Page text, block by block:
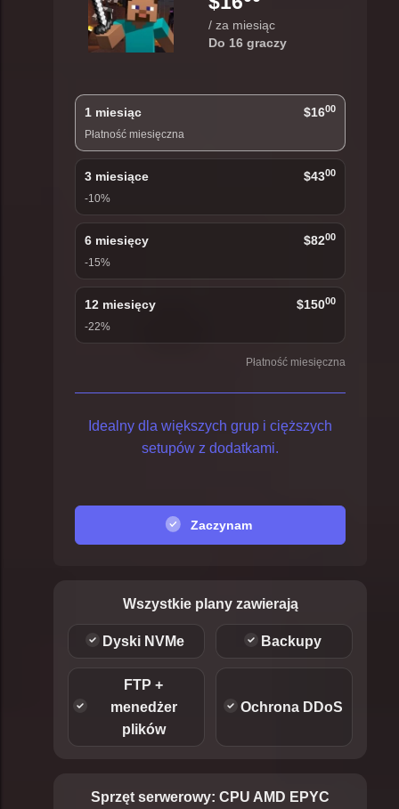
/ za miesiąc
Do 16 graczy
1 miesiąc $1600
Płatność miesięczna
3 miesiące $4300
-10%
6 miesięcy $8200
-15%
12 miesięcy $15000
-22%
Płatność miesięczna
Idealny dla większych grup i cięższych
setupów z dodatkami.
Zaczynam
Wszystkie plany zawierają
Dyski NVMe Backupy
FTP +
menedżer
plików
Ochrona DDoS
Sprzęt serwerowy: CPU AMD EPYC